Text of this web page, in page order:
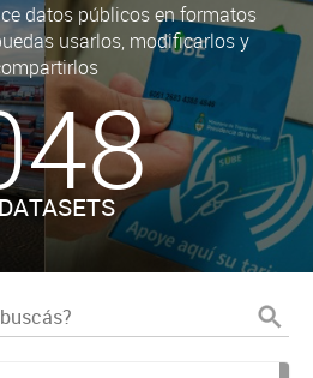
datos públicos en formatos
usarlos, modificarlos y
DATASETS